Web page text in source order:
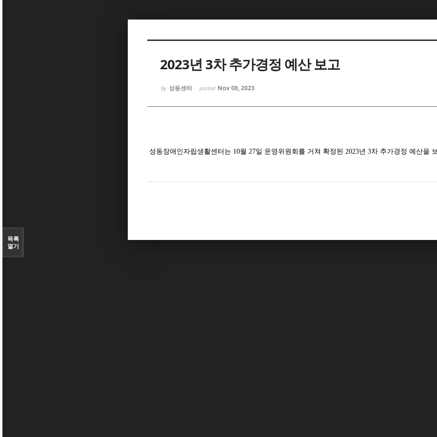
2023년 3차 추가경정 예산 보고
by 성동센터 posted Nov 08, 2023
성동장애인자립생활센터는 10월 27일 운영위원회를 거쳐 확정된 2023년 3차 추가경정 예산을
목록
열기
Sketchbook5, 스케치북5
Sketchbook5, 스케치북5